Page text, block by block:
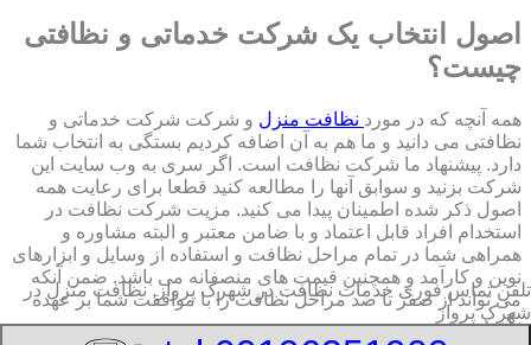
اصول انتخاب یک شرکت خدماتی و نظافتی
چیست؟
همه آنچه که در مورد نظافت منزل و شرکت شرکت خدماتی و
نظافتی می دانید و ما هم به آن اضافه کردیم بستگی به انتخاب شما
دارد. پیشنهاد ما شرکت نظافت است. اگر سری به وب سایت این
شرکت بزنید و سوابق آنها را مطالعه کنید قطعا برای رعایت همه
اصول ذکر شده اطمینان پیدا می کنید. مزیت شرکت نظافت در
استخدام افراد قابل اعتماد و با ضامن معتبر و البته مشاوره و
همراهی شما در تمام مراحل نظافت و استفاده از وسایل و ابزارهای
نوین و کارآمد و همچنین قیمت های منصفانه می باشد. ضمن آنکه
می تواند از صفر تا صد مراحل نظافت را با موافقت شما بر عهده
بگیرد.
تلفن تماس فوریخدمات نظافت در شهرک پرواز, نظافت منزل در
شهرک پرواز